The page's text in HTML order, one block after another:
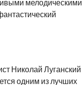
мелодическими
Николай Луганский
одним из лучших